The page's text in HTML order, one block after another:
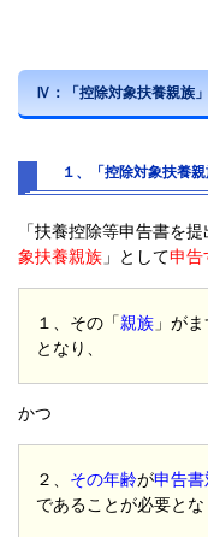
Ⅳ：「控除対象扶養親族
１、「控除対象扶養
「扶養控除等申告書を
象扶養親族 」として申告
１、その「親族 」が
となり、
かつ
２、 その年齢が申告
であることが必要とな